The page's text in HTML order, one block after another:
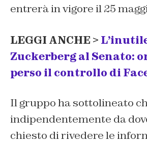
entrerà in vigore il 25
LEGGI ANCHE >
Zuckerberg al Senato:
perso il controllo di
Il gruppo ha sottolineato
indipendentemente da
chiesto di rivedere le